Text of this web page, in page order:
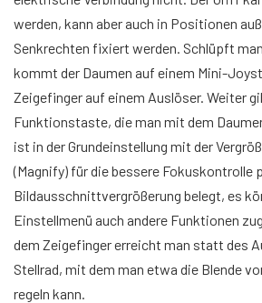
werden, kann aber auch in Positionen
Senkrechten fixiert werden. Schlüpft
kommt der Daumen auf einem Mini-
Zeigefinger auf einem Auslöser. Weiter
Funktionstaste, die man mit dem
ist in der Grundeinstellung mit der
(Magnify) für die bessere Fokuskontrolle
Bildausschnittvergrößerung belegt, es
Einstellmenü auch andere Funktionen
dem Zeigefinger erreicht man statt des
Stellrad, mit dem man etwa die Blende
regeln kann.